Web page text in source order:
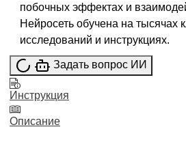
побочных эффектах и
Нейросеть обучена на тысячах
исследований и инструкциях.
Задать вопрос ИИ
Инструкция
Описание